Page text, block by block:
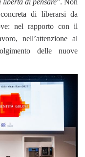
di pensare”. Non
di liberarsi da
nel rapporto con il
nell’attenzione al
delle nuove